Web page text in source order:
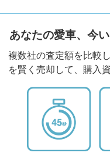
あなたの愛車、今
複数社の査定額を比較
を賢く売却して、購入